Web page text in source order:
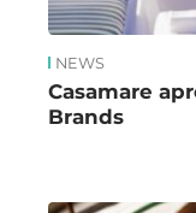
NEWS
Casamare
Brands